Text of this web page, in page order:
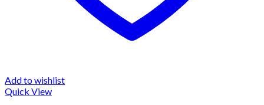
Add to wishlist
Quick View